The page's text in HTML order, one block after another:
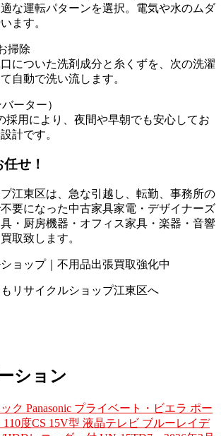
な運転パターンを選択。電気や水のムダ
ます。
掃除
についた洗剤成分と糸くずを、次の洗濯
自動で洗い流します。
ーター）
採用により、夜間や早朝でも安心してお
計です。
せ！
江東区は、急な引越し、転勤、事務所の
要になった中古家具家電・デザイナーズ
・厨房機器・オフィス家具・楽器・音響
取致します。
ョップ｜不用品出張買取強化中
リサイクルショップ江東区へ
ション
ク Panasonic プライベート・ビエラ ポー
度CS 15V型 液晶テレビ ブルーレイデ